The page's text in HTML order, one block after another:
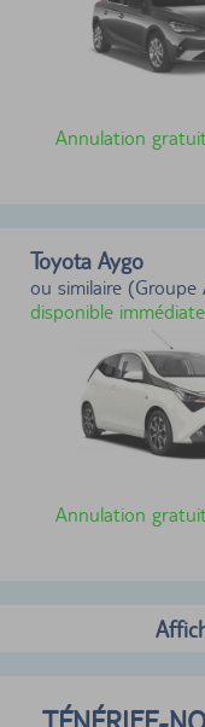
Annulation
Toyota Aygo
ou similaire (Groupe
disponible
Annulation